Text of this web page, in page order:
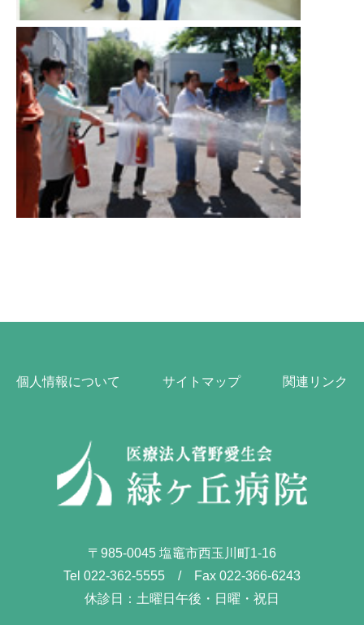
個人情報について サイトマップ 関連リンク
〒985-0045 塩竈市西玉川町1-16
Tel 022-362-5555 / Fax 022-366-6243
休診日：土曜日午後・日曜・祝日